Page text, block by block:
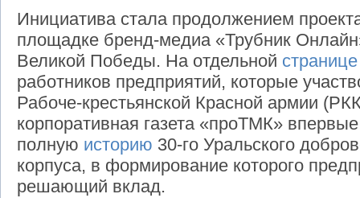
Инициатива стала продолжением
площадке бренд-медиа «Трубник
Великой Победы. На отдельной странице
работников предприятий, которые
Рабоче-крестьянской Красной армии
корпоративная газета «проТМК»
полную историю 30-го Уральского
корпуса, в формирование которого
решающий вклад.